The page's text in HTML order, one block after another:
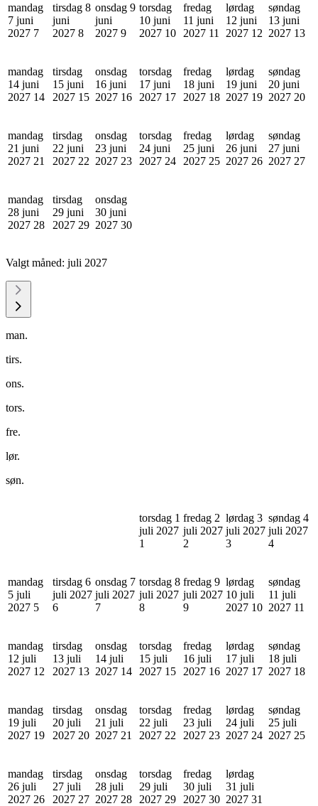
mandag
7 juni
2027 7
tirsdag 8
juni
2027 8
onsdag 9
juni
2027 9
torsdag
10 juni
2027 10
fredag
11 juni
2027 11
lørdag
12 juni
2027 12
søndag
13 juni
2027 13
mandag
14 juni
2027 14
tirsdag
15 juni
2027 15
onsdag
16 juni
2027 16
torsdag
17 juni
2027 17
fredag
18 juni
2027 18
lørdag
19 juni
2027 19
søndag
20 juni
2027 20
mandag
21 juni
2027 21
tirsdag
22 juni
2027 22
onsdag
23 juni
2027 23
torsdag
24 juni
2027 24
fredag
25 juni
2027 25
lørdag
26 juni
2027 26
søndag
27 juni
2027 27
mandag
28 juni
2027 28
tirsdag
29 juni
2027 29
onsdag
30 juni
2027 30
Valgt måned: juli 2027
man.
tirs.
ons.
tors.
fre.
lør.
søn.
torsdag 1
juli 2027
1
fredag 2
juli 2027
2
lørdag 3
juli 2027
3
søndag 4
juli 2027
4
mandag
5 juli
2027 5
tirsdag 6
juli 2027
6
onsdag 7
juli 2027
7
torsdag 8
juli 2027
8
fredag 9
juli 2027
9
lørdag
10 juli
2027 10
søndag
11 juli
2027 11
mandag
12 juli
2027 12
tirsdag
13 juli
2027 13
onsdag
14 juli
2027 14
torsdag
15 juli
2027 15
fredag
16 juli
2027 16
lørdag
17 juli
2027 17
søndag
18 juli
2027 18
mandag
19 juli
2027 19
tirsdag
20 juli
2027 20
onsdag
21 juli
2027 21
torsdag
22 juli
2027 22
fredag
23 juli
2027 23
lørdag
24 juli
2027 24
søndag
25 juli
2027 25
mandag
26 juli
2027 26
tirsdag
27 juli
2027 27
onsdag
28 juli
2027 28
torsdag
29 juli
2027 29
fredag
30 juli
2027 30
lørdag
31 juli
2027 31